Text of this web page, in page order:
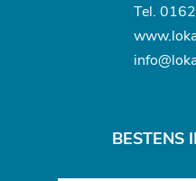
Tel.
www.
BESTENS